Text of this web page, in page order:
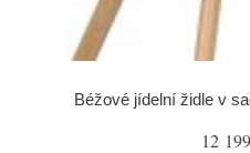
Béžové jídelní židle v
12